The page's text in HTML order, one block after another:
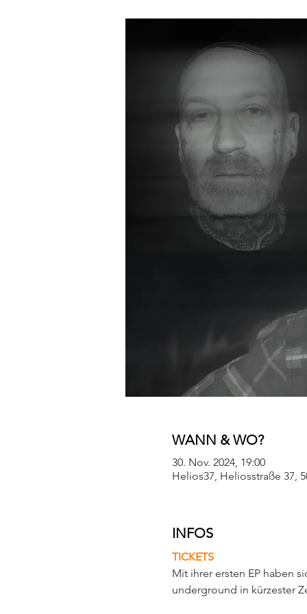
WANN & WO?
30. Nov. 2024, 19:00
Helios37, Heliosstraße 37,
INFOS
TICKETS
Mit ihrer ersten EP haben
underground in kürzester